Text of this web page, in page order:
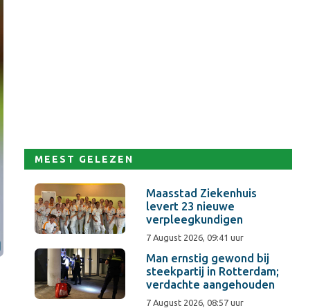
MEEST GELEZEN
Maasstad Ziekenhuis
levert 23 nieuwe
verpleegkundigen
7 August 2026, 09:41 uur
Man ernstig gewond bij
steekpartij in Rotterdam;
verdachte aangehouden
7 August 2026, 08:57 uur